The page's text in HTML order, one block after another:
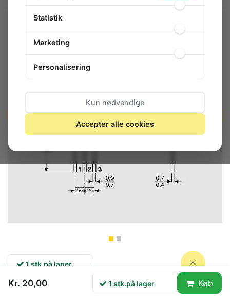
1 stk.på lager
Kr. 20,00 1 stk.på lager Køb
Statistik
Marketing
Personalisering
Kun nødvendige
Accepter alle cookies